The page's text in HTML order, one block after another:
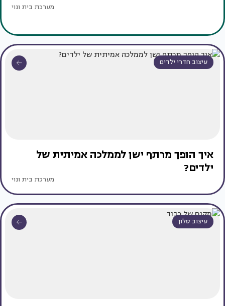
מערכת בית ונוי
עיצוב חדרי ילדים
איך הופך מרתף ישן לממלכה אמיתית של
ילדים?
מערכת בית ונוי
עיצוב סלון